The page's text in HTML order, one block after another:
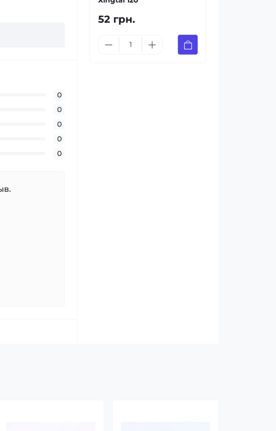
0
0
0
0
0
52 грн.